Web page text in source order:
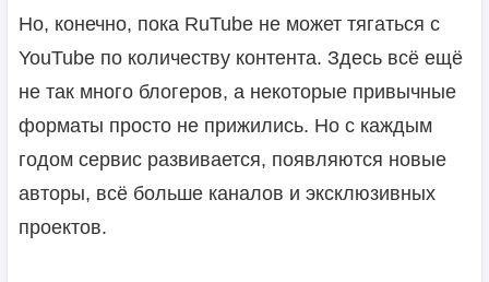
Но, конечно, пока RuTube не может тягаться с
YouTube по количеству контента. Здесь всё ещё
не так много блогеров, а некоторые привычные
форматы просто не прижились. Но с каждым
годом сервис развивается, появляются новые
авторы, всё больше каналов и эксклюзивных
проектов.